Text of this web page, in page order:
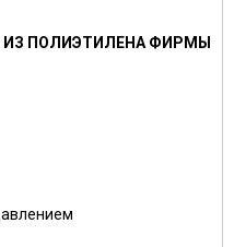
ПОЛИЭТИЛЕНА ФИРМЫ